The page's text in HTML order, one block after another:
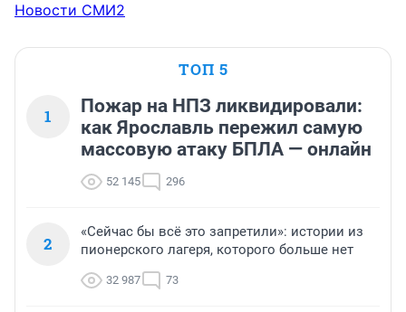
Новости СМИ2
ТОП 5
1
Пожар на НПЗ ликвидировали:
как Ярославль пережил самую
массовую атаку БПЛА — онлайн
52 145 296
2
«Сейчас бы всё это запретили»: истории из
пионерского лагеря, которого больше нет
32 987 73